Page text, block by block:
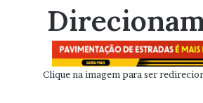
Clique na imagem para ser